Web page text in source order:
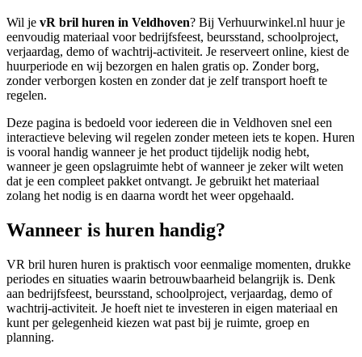
Wil je vR bril huren in Veldhoven? Bij Verhuurwinkel.nl huur je
eenvoudig materiaal voor bedrijfsfeest, beursstand, schoolproject,
verjaardag, demo of wachtrij-activiteit. Je reserveert online, kiest de
huurperiode en wij bezorgen en halen gratis op. Zonder borg,
zonder verborgen kosten en zonder dat je zelf transport hoeft te
regelen.
Deze pagina is bedoeld voor iedereen die in Veldhoven snel een
interactieve beleving wil regelen zonder meteen iets te kopen. Huren
is vooral handig wanneer je het product tijdelijk nodig hebt,
wanneer je geen opslagruimte hebt of wanneer je zeker wilt weten
dat je een compleet pakket ontvangt. Je gebruikt het materiaal
zolang het nodig is en daarna wordt het weer opgehaald.
Wanneer is huren handig?
VR bril huren huren is praktisch voor eenmalige momenten, drukke
periodes en situaties waarin betrouwbaarheid belangrijk is. Denk
aan bedrijfsfeest, beursstand, schoolproject, verjaardag, demo of
wachtrij-activiteit. Je hoeft niet te investeren in eigen materiaal en
kunt per gelegenheid kiezen wat past bij je ruimte, groep en
planning.